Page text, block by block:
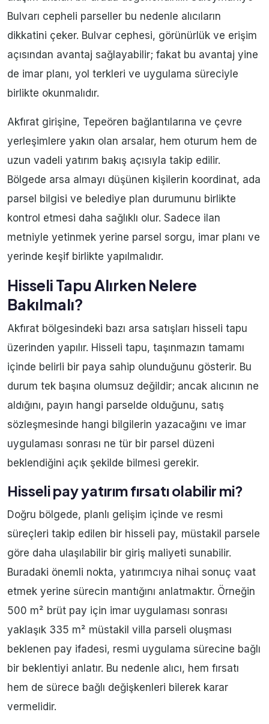
Bulvarı cepheli parseller bu nedenle alıcıların
dikkatini çeker. Bulvar cephesi, görünürlük ve erişim
açısından avantaj sağlayabilir; fakat bu avantaj yine
de imar planı, yol terkleri ve uygulama süreciyle
birlikte okunmalıdır.
Akfırat girişine, Tepeören bağlantılarına ve çevre
yerleşimlere yakın olan arsalar, hem oturum hem de
uzun vadeli yatırım bakış açısıyla takip edilir.
Bölgede arsa almayı düşünen kişilerin koordinat, ada
parsel bilgisi ve belediye plan durumunu birlikte
kontrol etmesi daha sağlıklı olur. Sadece ilan
metniyle yetinmek yerine parsel sorgu, imar planı ve
yerinde keşif birlikte yapılmalıdır.
Hisseli Tapu Alırken Nelere
Bakılmalı?
Akfırat bölgesindeki bazı arsa satışları hisseli tapu
üzerinden yapılır. Hisseli tapu, taşınmazın tamamı
içinde belirli bir paya sahip olunduğunu gösterir. Bu
durum tek başına olumsuz değildir; ancak alıcının ne
aldığını, payın hangi parselde olduğunu, satış
sözleşmesinde hangi bilgilerin yazacağını ve imar
uygulaması sonrası ne tür bir parsel düzeni
beklendiğini açık şekilde bilmesi gerekir.
Hisseli pay yatırım fırsatı olabilir mi?
Doğru bölgede, planlı gelişim içinde ve resmi
süreçleri takip edilen bir hisseli pay, müstakil parsele
göre daha ulaşılabilir bir giriş maliyeti sunabilir.
Buradaki önemli nokta, yatırımcıya nihai sonuç vaat
etmek yerine sürecin mantığını anlatmaktır. Örneğin
500 m² brüt pay için imar uygulaması sonrası
yaklaşık 335 m² müstakil villa parseli oluşması
beklenen pay ifadesi, resmi uygulama sürecine bağlı
bir beklentiyi anlatır. Bu nedenle alıcı, hem fırsatı
hem de sürece bağlı değişkenleri bilerek karar
vermelidir.